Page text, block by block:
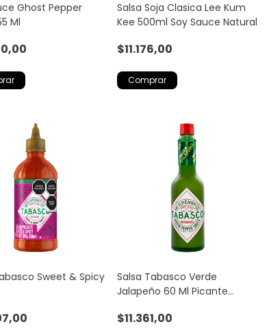
Ghost Pepper
Ml
Salsa Soja Clasica Lee Kum
Kee 500ml Soy Sauce Natural
$11.176,00
Sweet & Spicy
Salsa Tabasco Verde
Jalapeño 60 Ml Picante
$11.361,00